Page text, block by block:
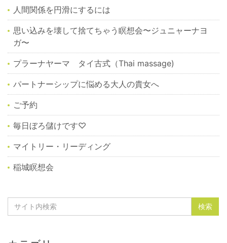
人間関係を円滑にするには
思い込みを壊して捨てちゃう瞑想会〜ジュニャーナヨ
ガ〜
プラーナヤーマ タイ古式（Thai massage)
パートナーシップに悩める大人の貴女へ
ご予約
毎日ぼろ儲けです♡
マイトリー・リーディング
稲城瞑想会